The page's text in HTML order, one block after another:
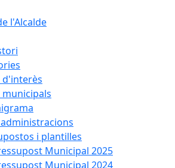
l'Alcalde
d'interès
municipals
i plantilles
Municipal 2025
Municipal 2024